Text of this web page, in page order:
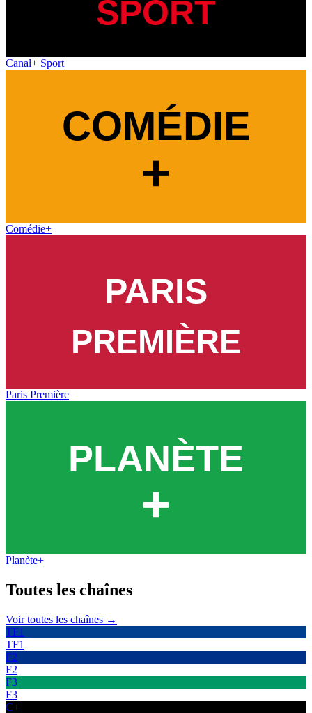
Canal+ Sport
Comédie+
Paris Première
Planète+
Toutes les chaînes
Voir toutes les chaînes →
TF1
TF1
F2
F2
F3
F3
C+